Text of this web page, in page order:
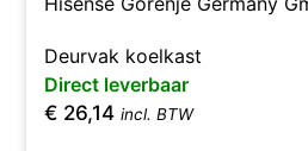
Deurvak koelkast
Direct leverbaar
€ 26,14 incl. BTW